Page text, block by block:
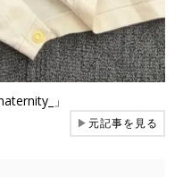
」
▶元記事を見る